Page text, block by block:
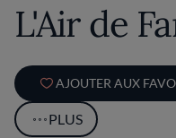
L'Air de
AJOUTER AUX
PLUS